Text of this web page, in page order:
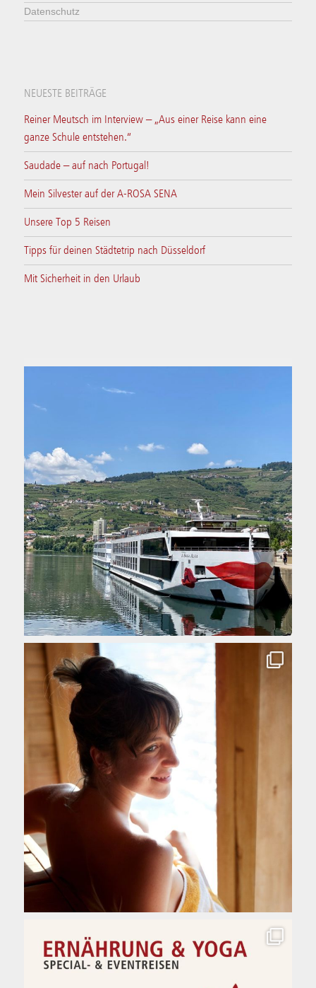
Datenschutz
NEUESTE BEITRÄGE
Reiner Meutsch im Interview – „Aus einer Reise kann eine
ganze Schule entstehen.“
Saudade – auf nach Portugal!
Mein Silvester auf der A-ROSA SENA
Unsere Top 5 Reisen
Tipps für deinen Städtetrip nach Düsseldorf
Mit Sicherheit in den Urlaub